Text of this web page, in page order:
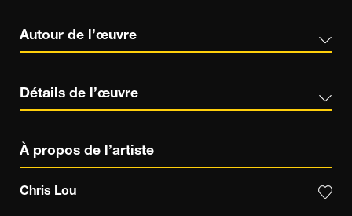
Autour de l’œuvre
Détails de l’œuvre
À propos de l’artiste
Chris Lou